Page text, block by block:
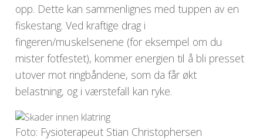
opp. Dette kan sammenlignes med tuppen av en
fiskestang. Ved kraftige drag i
fingeren/muskelsenene (for eksempel om du
mister fotfestet), kommer energien til å bli presset
utover mot ringbåndene, som da får økt
belastning, og i værstefall kan ryke.
Foto: Fysioterapeut Stian Christophersen